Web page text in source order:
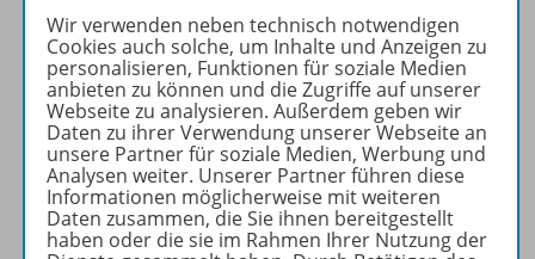
Produktinformationen
Zugehörige Produkte
Benachrichtigungs-Service
Wir verwenden neben technisch notwendigen
Cookies auch solche, um Inhalte und Anzeigen zu
personalisieren, Funktionen für soziale Medien
anbieten zu können und die Zugriffe auf unserer
Webseite zu analysieren. Außerdem geben wir
Daten zu ihrer Verwendung unserer Webseite an
unsere Partner für soziale Medien, Werbung und
Analysen weiter. Unserer Partner führen diese
Informationen möglicherweise mit weiteren
Daten zusammen, die Sie ihnen bereitgestellt
haben oder die sie im Rahmen Ihrer Nutzung der